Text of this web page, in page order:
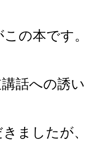
この本です
話への誘
ましたが